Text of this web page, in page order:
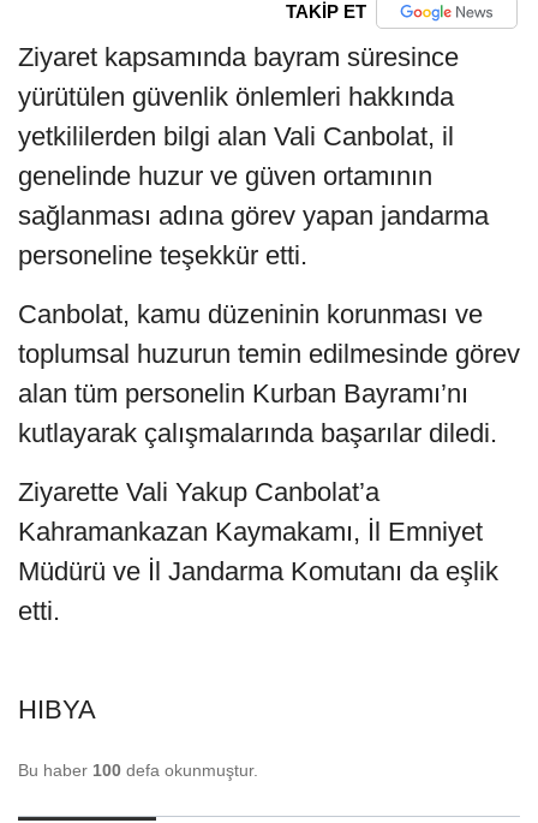
TAKİP ET
Ziyaret kapsamında bayram süresince
yürütülen güvenlik önlemleri hakkında
yetkililerden bilgi alan Vali Canbolat, il
genelinde huzur ve güven ortamının
sağlanması adına görev yapan jandarma
personeline teşekkür etti.
Canbolat, kamu düzeninin korunması ve
toplumsal huzurun temin edilmesinde görev
alan tüm personelin Kurban Bayramı’nı
kutlayarak çalışmalarında başarılar diledi.
Ziyarette Vali Yakup Canbolat’a
Kahramankazan Kaymakamı, İl Emniyet
Müdürü ve İl Jandarma Komutanı da eşlik
etti.
HIBYA
Bu haber 100 defa okunmuştur.